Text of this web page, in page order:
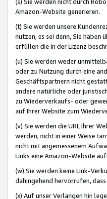
Amazon-Website generieren.
(t) Sie werden unsere
nutzen, es sei denn, Sie haben
erfüllen die in der Lizenz
(u) Sie werden weder
oder zu Nutzung durch eine
Geschäftspartnern nicht
andere natürliche oder
zu Wiederverkaufs- oder
auf Ihrer Website zum
(v) Sie werden die URL Ihrer
werden, nicht in einer Weise
nicht mit angemessenem
Links eine Amazon-Website
(w) Sie werden keine Link-
dahingehend hervorrufen,
(x) Auf unser Verlangen hin